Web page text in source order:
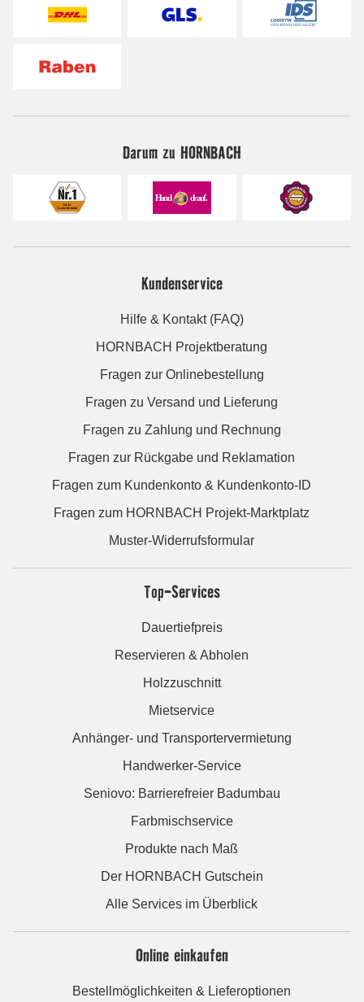
Darum zu HORNBACH
Kundenservice
Hilfe & Kontakt (FAQ)
HORNBACH Projektberatung
Fragen zur Onlinebestellung
Fragen zu Versand und Lieferung
Fragen zu Zahlung und Rechnung
Fragen zur Rückgabe und Reklamation
Fragen zum Kundenkonto & Kundenkonto-ID
Fragen zum HORNBACH Projekt-Marktplatz
Muster-Widerrufsformular
Top-Services
Dauertiefpreis
Reservieren & Abholen
Holzzuschnitt
Mietservice
Anhänger- und Transportervermietung
Handwerker-Service
Seniovo: Barrierefreier Badumbau
Farbmischservice
Produkte nach Maß
Der HORNBACH Gutschein
Alle Services im Überblick
Online einkaufen
Bestellmöglichkeiten & Lieferoptionen